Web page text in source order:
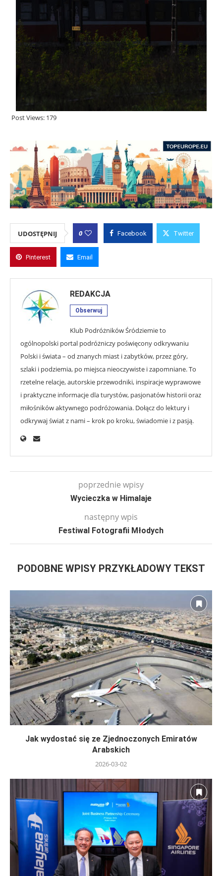
Post Views: 179
UDOSTĘPNIJ 0 Facebook Twitter
Pinterest Email
REDAKCJA
Obserwuj
Klub Podróżników Śródziemie to
ogólnopolski portal podróżniczy poświęcony odkrywaniu
Polski i świata – od znanych miast i zabytków, przez góry,
szlaki i podziemia, po miejsca nieoczywiste i zapomniane. To
rzetelne relacje, autorskie przewodniki, inspiracje wyprawowe
i praktyczne informacje dla turystów, pasjonatów historii oraz
miłośników aktywnego podróżowania. Dołącz do lektury i
odkrywaj świat z nami – krok po kroku, świadomie i z pasją.
poprzednie wpisy
Wycieczka w Himalaje
następny wpis
Festiwal Fotografii Młodych
PODOBNE WPISY PRZYKŁADOWY TEKST
Jak wydostać się ze Zjednoczonych Emiratów
Arabskich
2026-03-02